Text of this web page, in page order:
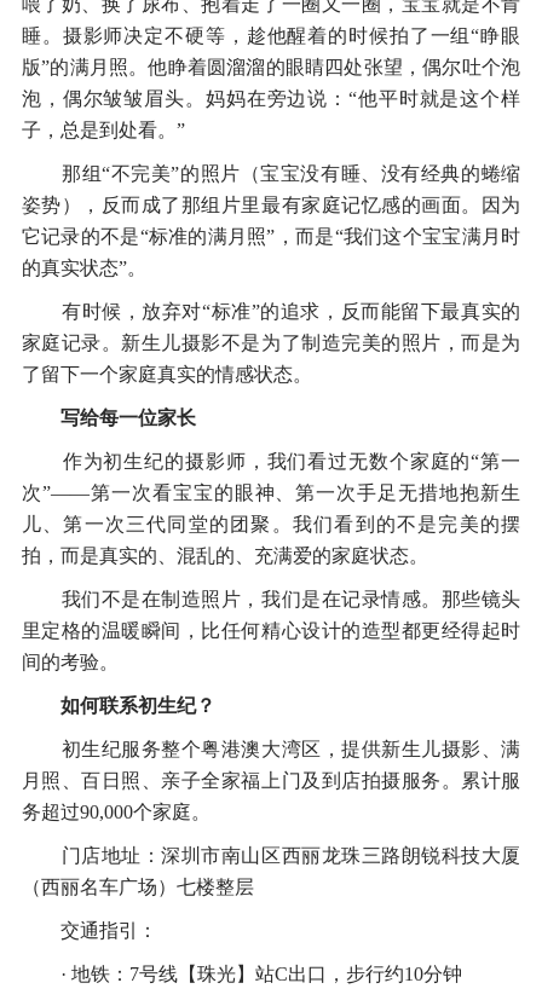
喂了奶、换了尿布、抱着走了一圈又一圈，宝宝就是不肯
睡。摄影师决定不硬等，趁他醒着的时候拍了一组“睁眼
版”的满月照。他睁着圆溜溜的眼睛四处张望，偶尔吐个泡
泡，偶尔皱皱眉头。妈妈在旁边说：“他平时就是这个样
子，总是到处看。”
那组“不完美”的照片（宝宝没有睡、没有经典的蜷缩
姿势），反而成了那组片里最有家庭记忆感的画面。因为
它记录的不是“标准的满月照”，而是“我们这个宝宝满月时
的真实状态”。
有时候，放弃对“标准”的追求，反而能留下最真实的
家庭记录。新生儿摄影不是为了制造完美的照片，而是为
了留下一个家庭真实的情感状态。
写给每一位家长
作为初生纪的摄影师，我们看过无数个家庭的“第一
次”——第一次看宝宝的眼神、第一次手足无措地抱新生
儿、第一次三代同堂的团聚。我们看到的不是完美的摆
拍，而是真实的、混乱的、充满爱的家庭状态。
我们不是在制造照片，我们是在记录情感。那些镜头
里定格的温暖瞬间，比任何精心设计的造型都更经得起时
间的考验。
如何联系初生纪？
初生纪服务整个粤港澳大湾区，提供新生儿摄影、满
月照、百日照、亲子全家福上门及到店拍摄服务。累计服
务超过90,000个家庭。
门店地址：深圳市南山区西丽龙珠三路朗锐科技大厦
（西丽名车广场）七楼整层
交通指引：
· 地铁：7号线【珠光】站C出口，步行约10分钟